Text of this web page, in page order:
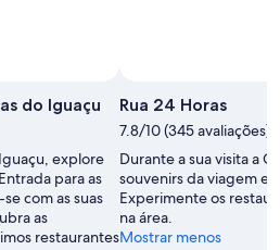
do Iguaçu
explore
para as
com as suas
as
restaurantes
Rua 24 Horas
7.8/10 (345 avaliações)
Durante a sua visita a
souvenirs da viagem
Experimente os
na área.
Mostrar menos